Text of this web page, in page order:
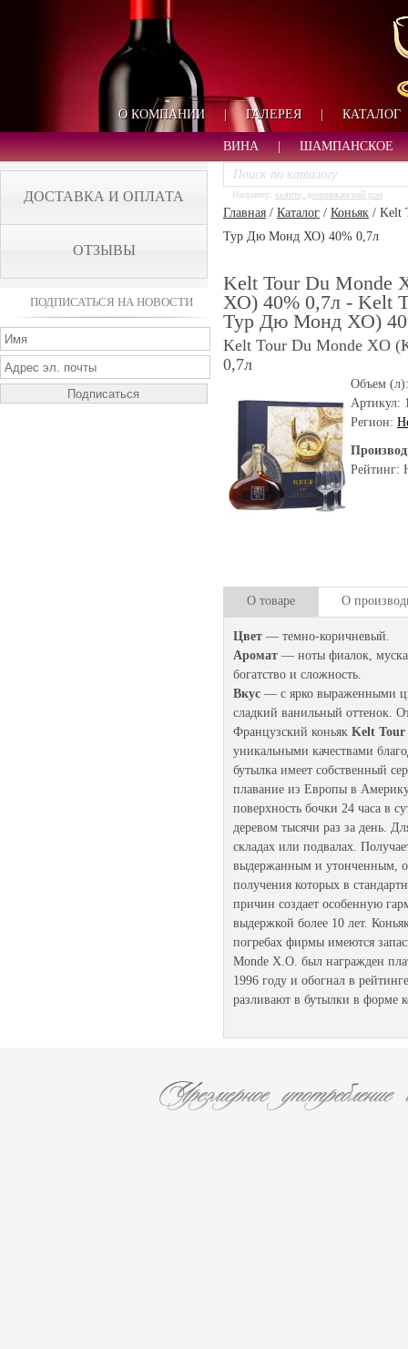
О КОМПАНИИ | ГАЛЕРЕЯ | КАТАЛОГ
ВИНА ШАМПАНСКОЕ
ДОСТАВКА И ОПЛАТА
ОТЗЫВЫ
ПОДПИСАТЬСЯ НА НОВОСТИ
Например: кьянти, доминиканский ром
Главная / Каталог / Коньяк / Kelt
Тур Дю Монд ХО) 40% 0,7л
Kelt Tour Du Monde
ХО) 40% 0,7л - Kelt
Тур Дю Монд ХО)
Kelt Tour Du Monde XO
0,7л
Объем
Артикул:
Регион:
Рейтинг:
О товаре О
Цвет — темно-коричневый.
Аромат — ноты фиалок,
богатство и сложность.
Вкус — с ярко выраженными
сладкий ванильный оттенок.
Французский коньяк Kelt Tour
уникальными качествами
бутылка имеет собственный
плавание из Европы в
поверхность бочки 24 часа в
деревом тысячи раз за день.
складах или подвалах.
выдержанным и утонченным, он
получения которых в
причин создает особенную
выдержкой более 10 лет.
погребах фирмы имеются
Monde X.O. был награжден
1996 году и обогнал в
разливают в бутылки в форме